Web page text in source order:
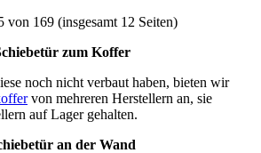
von 169 (insgesamt 12 Seiten)
zum Koffer
noch nicht verbaut haben, bieten wir
von mehreren Herstellern an, sie
auf Lager gehalten.
an der Wand